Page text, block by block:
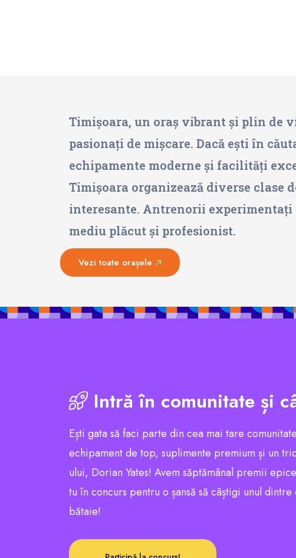
Timișoara, un oraș vibrant și plin de
pasionați de mișcare. Dacă ești în
echipamente moderne și facilități
Timișoara organizează diverse clase
interesante. Antrenorii
mediu plăcut și profesionist.
Vezi toate orașele
Intră în comunitate și
Ești gata să faci parte din cea mai tare
echipament de top, suplimente premium și un
ului, Dorian Yates! Avem săptămânal premii
tu în concurs pentru o șansă să câștigi unul
bătaie!